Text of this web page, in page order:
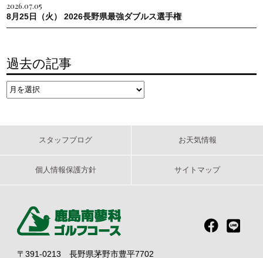
2026.07.05
8月25日（火） 2026長野県最強ダブルス選手権
過去の記事
スタッフブログ お天気情報
個人情報保護方針 サイトマップ
〒391-0213 長野県茅野市豊平7702